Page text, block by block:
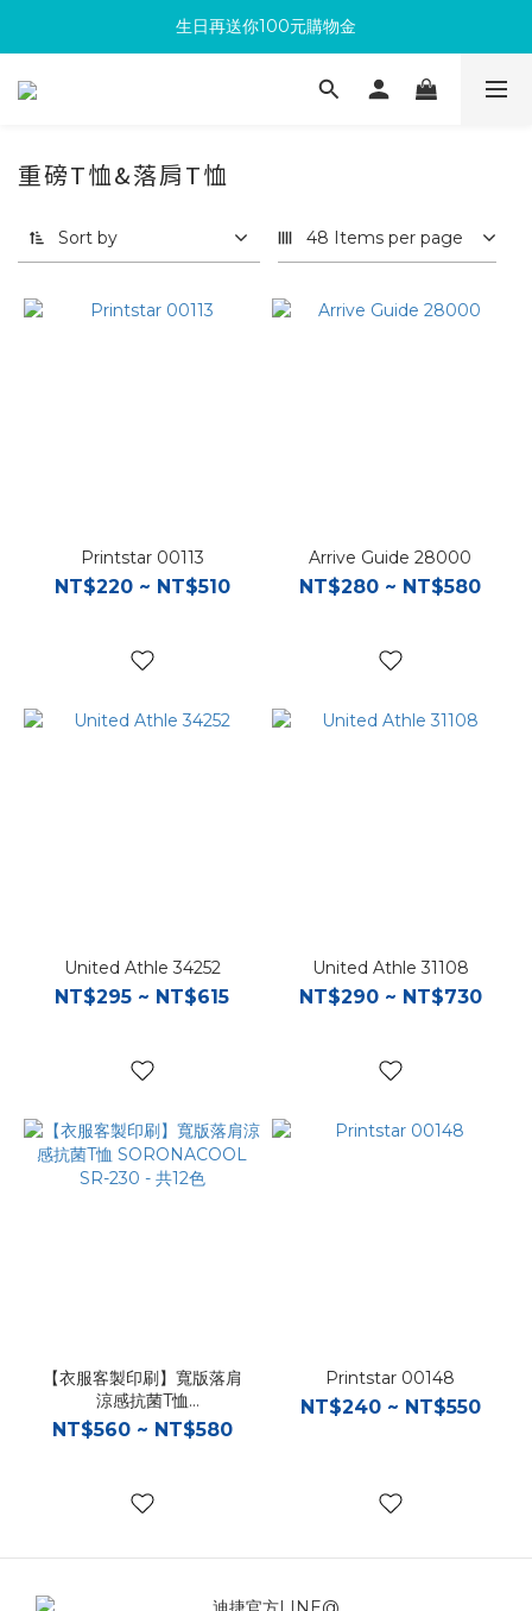
滿300回饋10%購物金
生日再送你100元購物金
加入成為新會員 馬上領取50元購物金
重磅T恤&落肩T恤
Sort by 48 Items per page
Printstar 00113
NT$220 ~ NT$510
Arrive Guide 28000
NT$280 ~ NT$580
United Athle 34252
NT$295 ~ NT$615
United Athle 31108
NT$290 ~ NT$730
【衣服客製印刷】寬版落肩
涼感抗菌T恤
SORONACOOL SR-230 -
NT$560 ~ NT$580
Printstar 00148
NT$240 ~ NT$550